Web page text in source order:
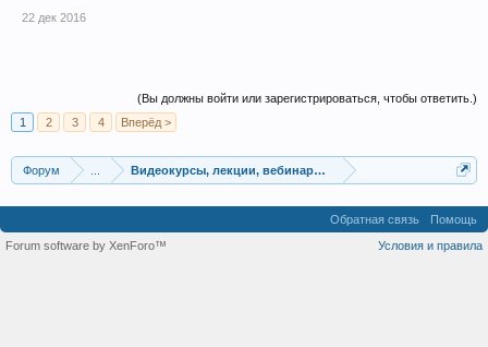
22 дек 2016
(Вы должны войти или зарегистрироваться, чтобы ответить.)
1
2 3 4 Вперёд >
Форум Видеокурсы, лекции, вебинары, учебный материал
Обратная связь
Помощь
Условия и правила
Forum software by XenForo™